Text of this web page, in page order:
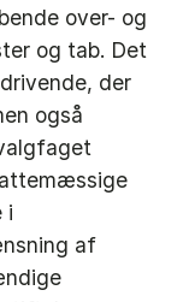
over- og
og tab. Det
der
også
i
af